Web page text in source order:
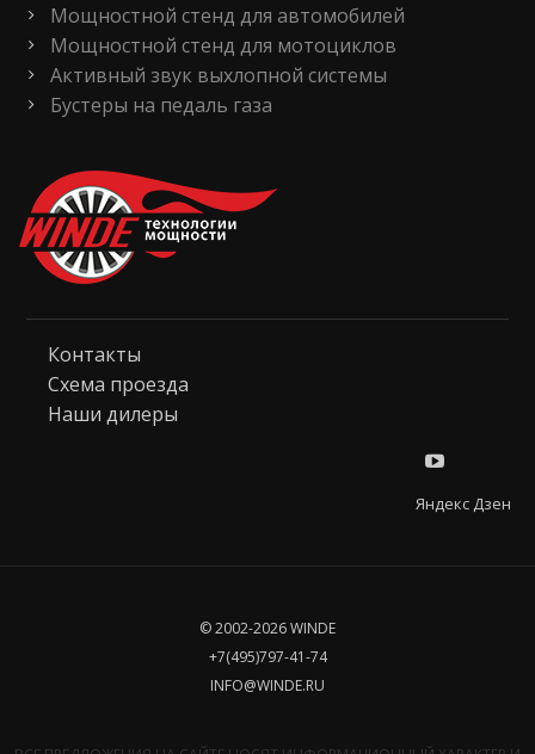
Мощностной стенд для автомобилей
Мощностной стенд для мотоциклов
Активный звук выхлопной системы
Бустеры на педаль газа
Контакты
Схема проезда
Наши дилеры
Яндекс Дзен
© 2002-2026 WINDE
+7(495)797-41-74
INFO@WINDE.RU